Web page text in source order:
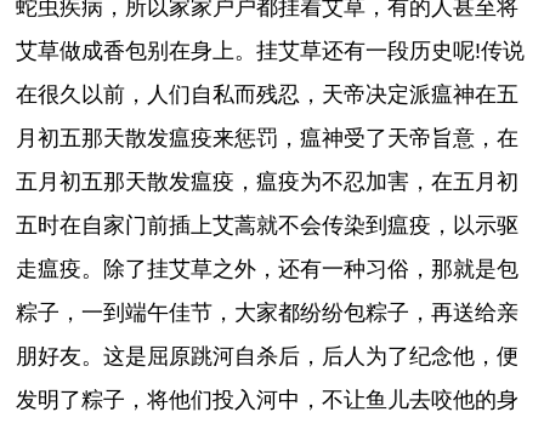
蛇虫疾病，所以家家户户都挂着艾草，有的人甚至将
艾草做成香包别在身上。挂艾草还有一段历史呢!传说
在很久以前，人们自私而残忍，天帝决定派瘟神在五
月初五那天散发瘟疫来惩罚，瘟神受了天帝旨意，在
五月初五那天散发瘟疫，瘟疫为不忍加害，在五月初
五时在自家门前插上艾蒿就不会传染到瘟疫，以示驱
走瘟疫。除了挂艾草之外，还有一种习俗，那就是包
粽子，一到端午佳节，大家都纷纷包粽子，再送给亲
朋好友。这是屈原跳河自杀后，后人为了纪念他，便
发明了粽子，将他们投入河中，不让鱼儿去咬他的身